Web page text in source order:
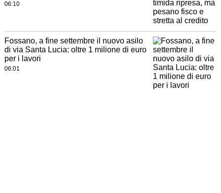
06:10
Fossano, a fine settembre il nuovo asilo
di via Santa Lucia: oltre 1 milione di euro
per i lavori
06:01